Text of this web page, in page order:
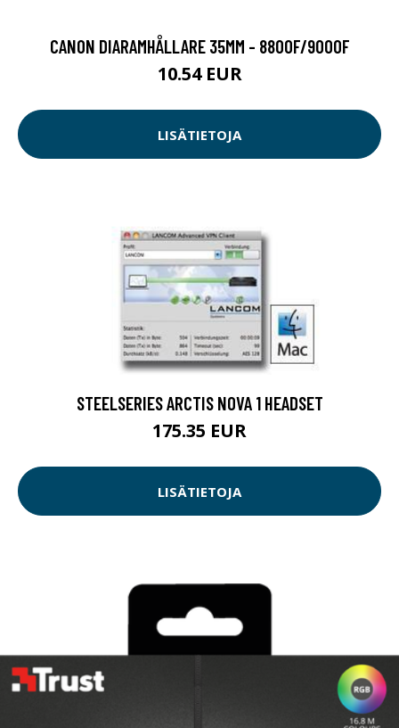
CANON DIARAMHÅLLARE 35MM - 8800F/9000F
10.54 EUR
LISÄTIETOJA
STEELSERIES ARCTIS NOVA 1 HEADSET
175.35 EUR
LISÄTIETOJA